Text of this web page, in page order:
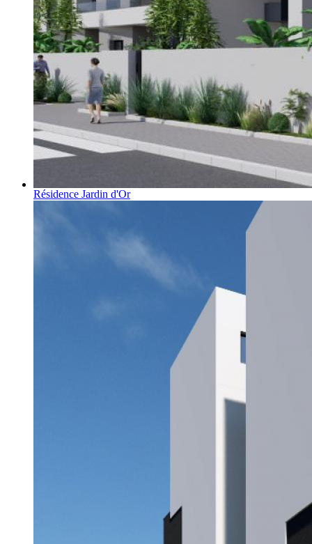
Résidence Jardin d'Or